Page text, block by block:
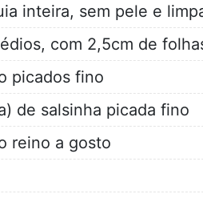
inteira, sem pele e
com 2,5cm de
picados fino
de salsinha picada fino
reino a gosto